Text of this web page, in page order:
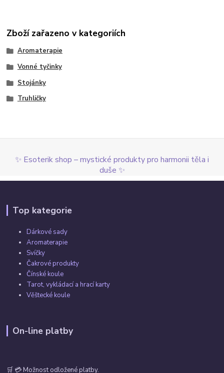
Zboží zařazeno v kategoriích
Aromaterapie
Vonné tyčinky
Stojánky
Truhličky
✨ Esoterik shop – mystické produkty pro harmonii těla i
duše ✨
Top kategorie
Dárkové sady
Aromaterapie
Svíčky
Čakrové produkty
Čínské koule
Tarot, vykládací a hrací karty
Věštecké koule
On-line platby
🛒 💳 Možnost odložené platby.